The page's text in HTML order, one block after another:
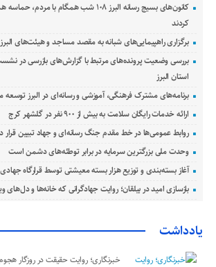
کانون‌های بسیج رسانه البرز ۱۰۸ شب همگام با
کردند
برگزاری راهپیمایی‌های شبانه به مقصد مساجد و هیئت‌های البرز
بررسی وضعیت پرونده‌های مرتبط با گزارش‌های بازرسی در
استان البرز
برنامه‌های مشترک فرهنگی، آموزشی و رسانه‌ای در البرز توسعه
ارائه خدمات رایگان سلامت به بیش از ۹۰۰ نفر در گلشهر کرج
روابط عمومی‌ها در خط مقدم جنگ رسانه‌ای و جهاد تبیین قرار
وحدت ملی بزرگترین سرمایه در برابر توطئه‌های دشمن است
آغاز بسته‌بندی و توزیع هزار بسته معیشتی توسط قرارگاه
بازسازی امید در بیلقان؛ روایت جهادگرانی که خانه‌ها و دل‌های
یادداشت
خبرنگاری؛ روایت حقیقت در روزگار